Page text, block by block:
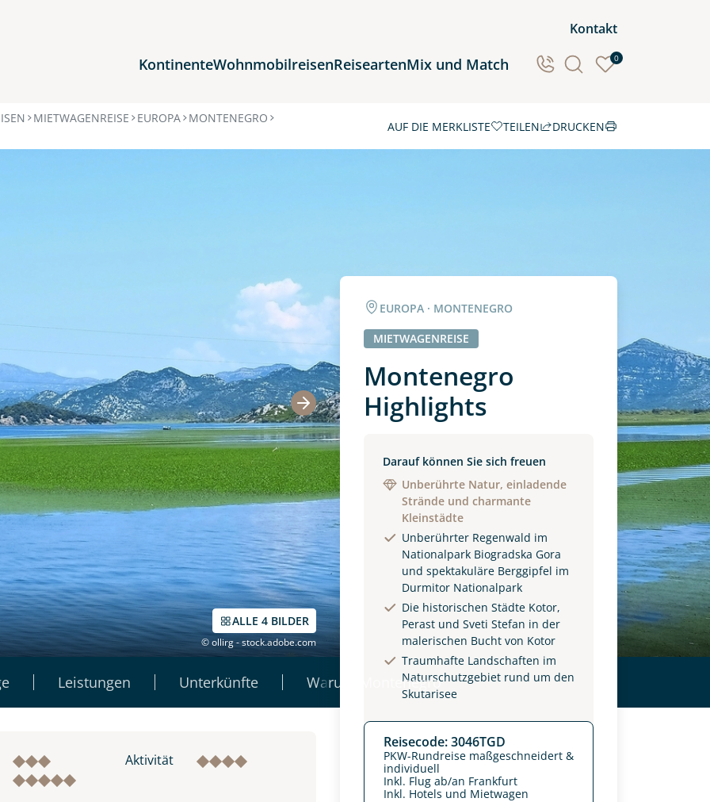
Kontakt
KontinenteWohnmobilreisenReiseartenMix und Match 0
Reiseziele
Afrika
Ozeanien
MIETWAGENREISE EUROPA MONTENEGRO
AUF DIE MERKLISTE TEILEN DRUCKEN
ALLE 4 BILDER
© ollirg - stock.adobe.com
Leistungen Unterkünfte Warum Montenegro
EUROPA · MONTENEGRO
MIETWAGENREISE
Montenegro
Highlights
Darauf können Sie sich freuen
Unberührte Natur, einladende
Strände und charmante
Kleinstädte
Unberührter Regenwald im
Nationalpark Biogradska Gora
und spektakuläre Berggipfel im
Durmitor Nationalpark
Die historischen Städte Kotor,
Perast und Sveti Stefan in der
malerischen Bucht von Kotor
Traumhafte Landschaften im
Naturschutzgebiet rund um den
Skutarisee
Reisecode: 3046TGD
PKW-Rundreise maßgeschneidert &
individuell
Inkl. Flug ab/an Frankfurt
Inkl. Hotels und Mietwagen
Aktivität